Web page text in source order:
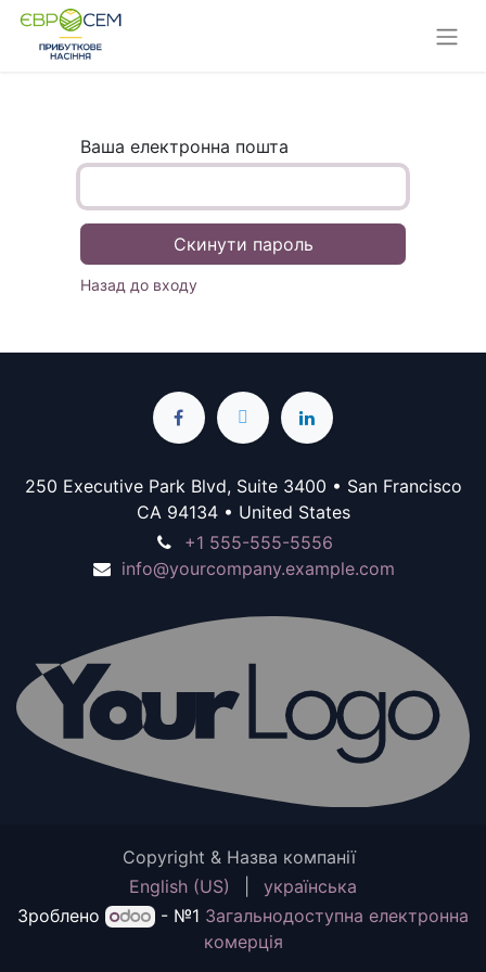
Ваша електронна пошта
Скинути пароль
Назад до входу
250 Executive Park Blvd, Suite 3400 • San Francisco
CA 94134 • United States
+1 555-555-5556
info@yourcompany.example.com
Copyright & Назва компанії
English (US)
українська
Зроблено
- №1 Загальнодоступна електронна
комерція